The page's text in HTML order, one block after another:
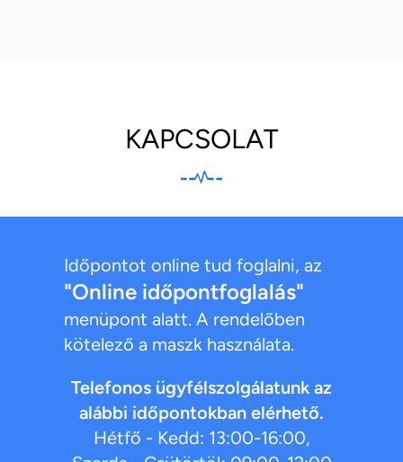
KAPCSOLAT
Időpontot online tud foglalni, az
"Online időpontfoglalás"
menüpont alatt. A rendelőben
kötelező a maszk használata.
Telefonos ügyfélszolgálatunk az
alábbi időpontokban elérhető.
Hétfő - Kedd: 13:00-16:00,